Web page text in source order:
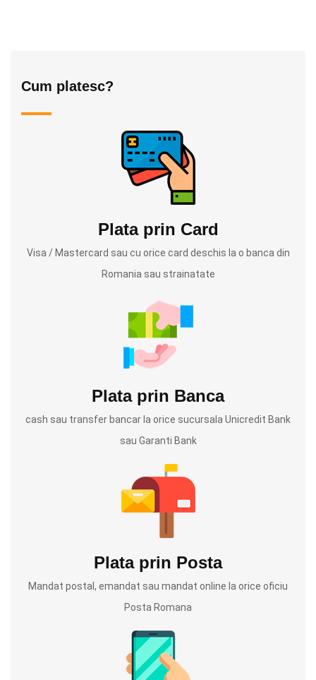
Cum platesc?
Plata prin Card
Visa / Mastercard sau cu orice card deschis la o banca din
Romania sau strainatate
Plata prin Banca
cash sau transfer bancar la orice sucursala Unicredit Bank
sau Garanti Bank
Plata prin Posta
Mandat postal, emandat sau mandat online la orice oficiu
Posta Romana